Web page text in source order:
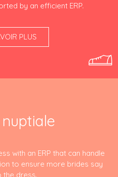
by an efficient ERP.
PLUS
with an ERP that can handle
to ensure more brides say
the dress.